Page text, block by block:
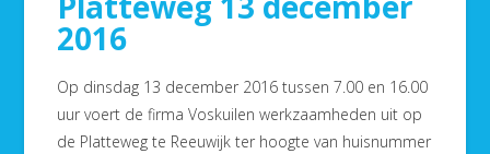
2016
Op dinsdag 13 december 2016 tussen 7.00 en 16.00
uur voert de firma Voskuilen werkzaamheden uit op
de Platteweg te Reeuwijk ter hoogte van huisnummer